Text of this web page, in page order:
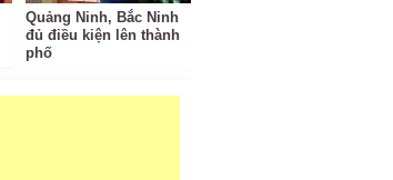
Quảng Ninh, Bắc Ninh
đủ điều kiện lên thành
phố